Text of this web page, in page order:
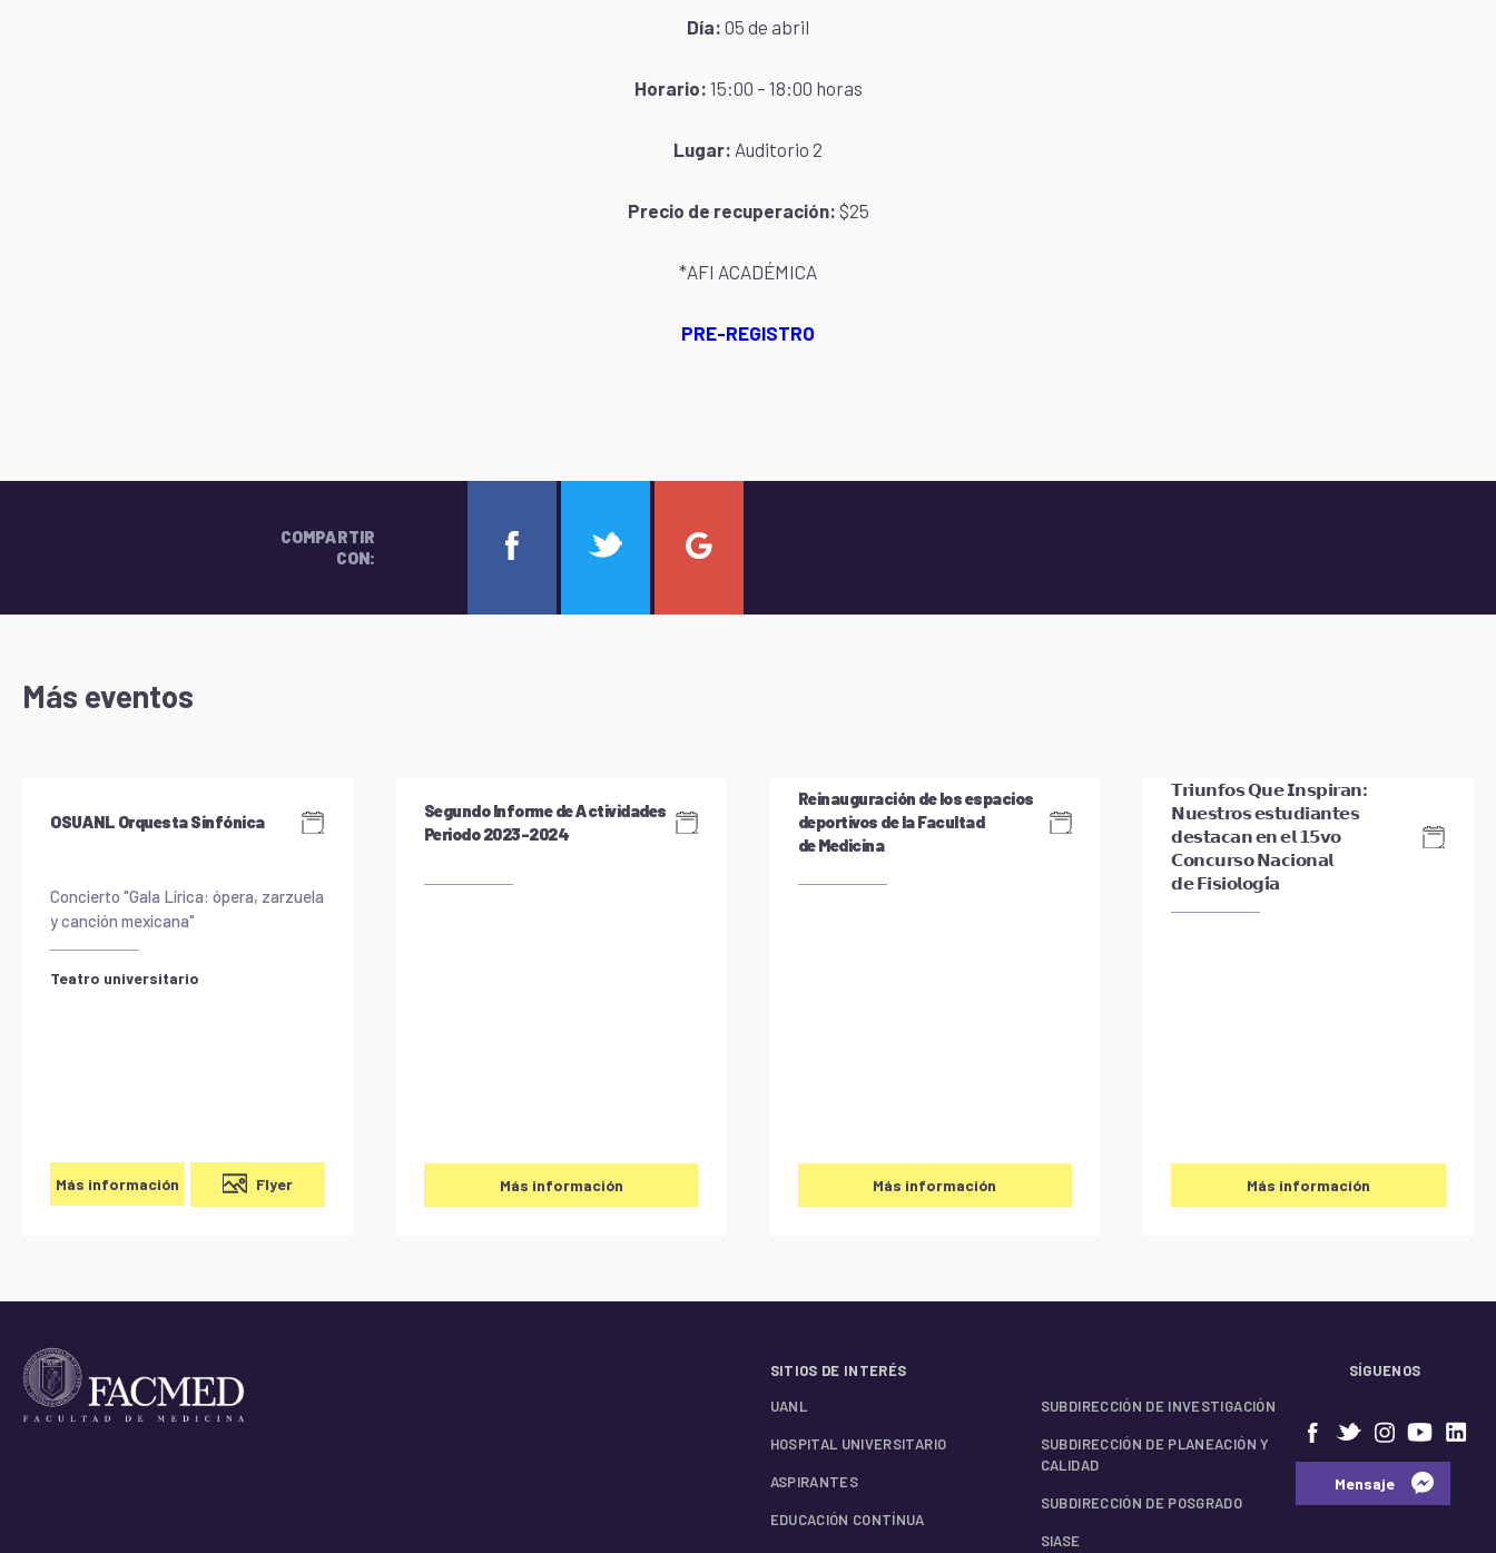
Día: 05 de abril
Horario: 15:00 – 18:00 horas
Lugar: Auditorio 2
Precio de recuperación: $25
*AFI ACADÉMICA
PRE-REGISTRO
COMPARTIR
CON:
Más eventos
OSUANL Orquesta Sinfónica
Concierto "Gala Lírica: ópera, zarzuela
y canción mexicana"
Teatro universitario
Más información Flyer
Segundo Informe de Actividades
Periodo 2023-2024
Más información
Reinauguración de los espacios
deportivos de la Facultad
de Medicina
Más información
𝗧𝗿𝗶𝘂𝗻𝗳𝗼𝘀 𝗤𝘂𝗲 𝗜𝗻𝘀𝗽𝗶𝗿𝗮𝗻:
𝗡𝘂𝗲𝘀𝘁𝗿𝗼𝘀 𝗲𝘀𝘁𝘂𝗱𝗶𝗮𝗻𝘁𝗲𝘀
𝗱𝗲𝘀𝘁𝗮𝗰𝗮𝗻 𝗲𝗻 𝗲𝗹 𝟭𝟱𝘃𝗼
𝗖𝗼𝗻𝗰𝘂𝗿𝘀𝗼 𝗡𝗮𝗰𝗶𝗼𝗻𝗮𝗹
𝗱𝗲 𝗙𝗶𝘀𝗶𝗼𝗹𝗼𝗴𝗶́𝗮
Más información
SITIOS DE INTERÉS
UANL
HOSPITAL UNIVERSITARIO
ASPIRANTES
EDUCACIÓN CONTÍNUA
SUBDIRECCIÓN DE INVESTIGACIÓN
SUBDIRECCIÓN DE PLANEACIÓN Y
CALIDAD
SUBDIRECCIÓN DE POSGRADO
SIASE
SÍGUENOS
⠀⠀Mensaje⠀